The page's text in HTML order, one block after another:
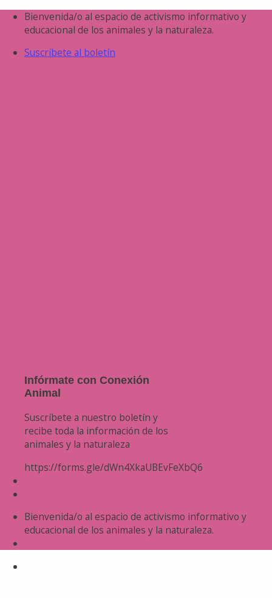
Saltar Bienvenida/o al espacio de activismo informativo y
educacional de los animales y la naturaleza.
Suscríbete al boletín
Infórmate con Conexión
Animal
Suscríbete a nuestro boletín y
recibe toda la información de los
animales y la naturaleza
https://forms.gle/dWn4XkaUBEvFeXbQ6
Bienvenida/o al espacio de activismo informativo y
educacional de los animales y la naturaleza.